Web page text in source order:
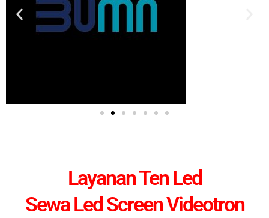
Layanan Ten Led
Sewa Led Screen Videotron